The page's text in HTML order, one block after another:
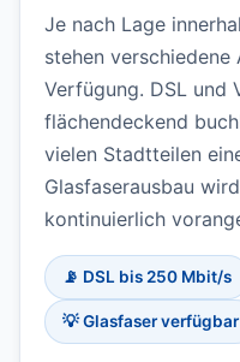
Je nach Lage
stehen
Verfügung. DSL und
flächendeckend
vielen Stadtteilen
Glasfaserausbau
kontinuierlich
📡 DSL bis 250 Mbit/s
💡 Glasfaser verfügbar